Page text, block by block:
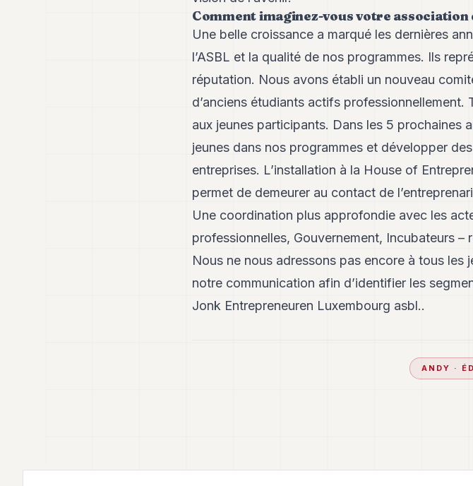
Comment imaginez-vous votre association
Une belle croissance a marqué les dernières
l’ASBL et la qualité de nos programmes. Ils
réputation. Nous avons établi un nouveau
d’anciens étudiants actifs
aux jeunes participants. Dans les 5 prochaines
jeunes dans nos programmes et développer
entreprises. L’installation à la House of
permet de demeurer au contact de
Une coordination plus approfondie avec les
professionnelles, Gouvernement, Incubateurs –
Nous ne nous adressons pas encore à tous les
notre communication afin d’identifier les
Jonk Entrepreneuren Luxembourg asbl..
ANDY ·